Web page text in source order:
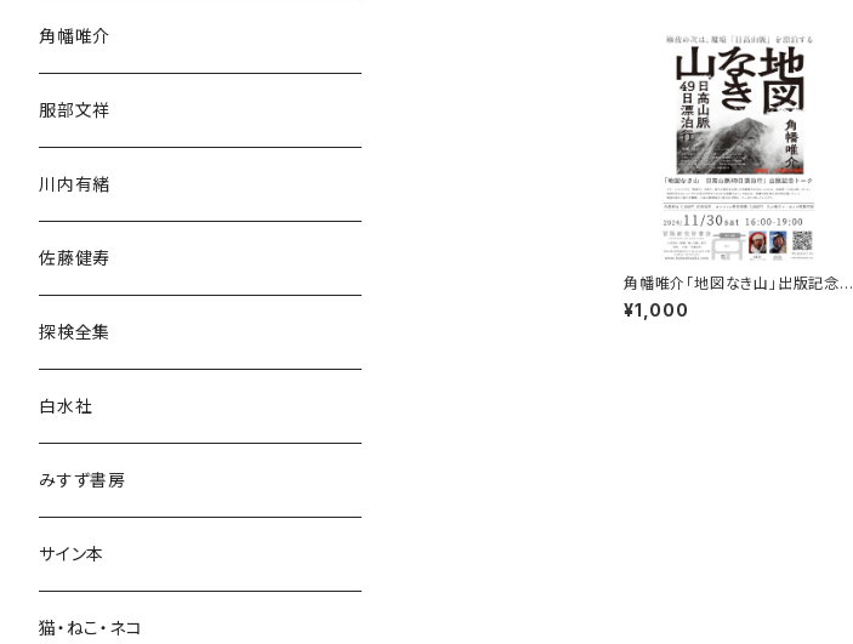
角幡唯介「地図なき山」出版記念ト
ークイベント録画視聴権
¥1,000
民族・風習
言語・ことば
角幡唯介
服部文祥
川内有緒
佐藤健寿
探検全集
白水社
みすず書房
サイン本
猫・ねこ・ネコ